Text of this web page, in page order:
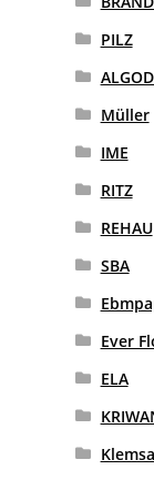
PILZ
Müller
IME
RITZ
REHAU
SBA
Ever
ELA